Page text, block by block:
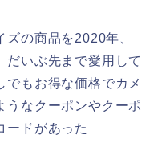
の商品を2020年、
いぶ先まで愛用して
でもお得な価格でカメ
うなクーポンやクーポ
ードがあった